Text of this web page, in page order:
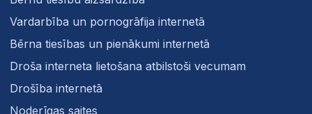
Vardarbība un pornogrāfija internetā
Bērna tiesības un pienākumi internetā
Droša interneta lietošana atbilstoši vecumam
Drošība internetā
Noderīgas saites